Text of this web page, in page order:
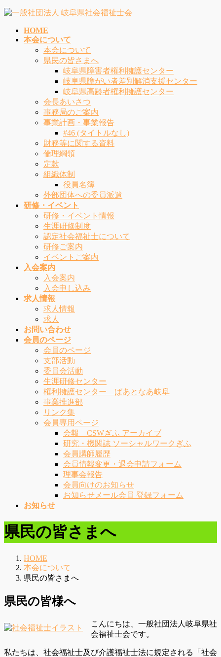
コ
ナ
HOME
本会について
本会について
県民の皆さまへ
岐阜県障害者権利擁護センター
岐阜県障がい者差別解消支援センター
岐阜県高齢者権利擁護センター
会長あいさつ
事務局のご案内
事業計画・事業報告
#46 (タイトルなし)
財務等に関する資料
倫理綱領
定款
組織体制
役員名簿
外部団体への委員派遣
研修・イベント
研修・イベント情報
生涯研修制度
認定社会福祉士について
研修ご案内
イベントご案内
入会案内
入会案内
入会申し込み
求人情報
求人情報
求人
お問い合わせ
会員のページ
会員のページ
支部活動
委員会活動
生涯研修センター
権利擁護センター ぱあとなあ岐阜
事業推進部
リンク集
会員専用ページ
会報 CSWぎふ アーカイブ
研究・機関誌 ソーシャルワークぎふ
会員講師履歴
会員情報変更・退会申請フォーム
理事会報告
会員向けのお知らせ
お知らせメール会員 登録フォーム
お知らせ
県民の皆さまへ
HOME
本会について
県民の皆さまへ
県民の皆様へ
こんにちは、一般社団法人岐阜県社
会福祉士会です。
私たちは、社会福祉士及び介護福祉士法に規定される「社会